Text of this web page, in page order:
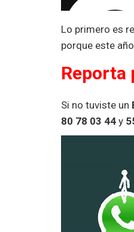
Lo primero es
porque este
Reporta
Si no tuviste un
80 78 03 44 y